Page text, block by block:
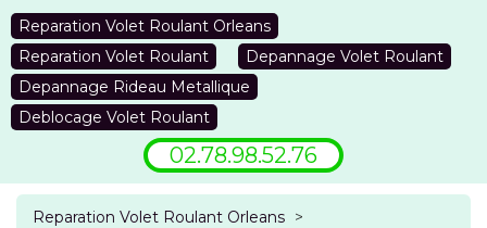
Reparation Volet Roulant Orleans
Reparation Volet Roulant
Depannage Volet Roulant
Depannage Rideau Metallique
Deblocage Volet Roulant
02.78.98.52.76
Reparation Volet Roulant Orleans >